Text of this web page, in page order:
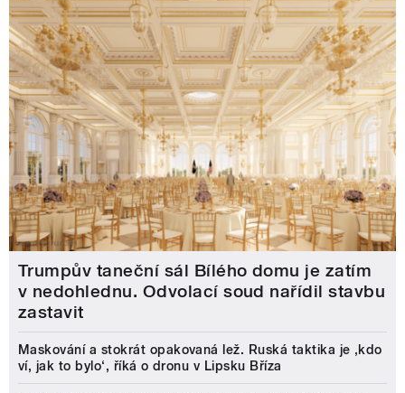
Trumpův taneční sál Bílého domu je zatím
v nedohlednu. Odvolací soud nařídil stavbu
zastavit
Maskování a stokrát opakovaná lež. Ruská taktika je ‚kdo
ví, jak to bylo‘, říká o dronu v Lipsku Bříza